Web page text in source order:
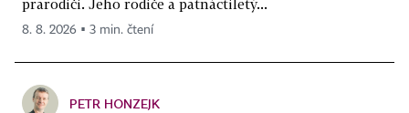
prarodiči. Jeho rodiče a patnáctiletý...
8. 8. 2026 ▪ 3 min. čtení
PETR HONZEJK